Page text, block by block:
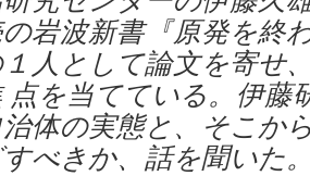
岩波新書『原発を終
人として論文を寄せ
点を当てている。伊藤
体の実態と、そこか
べきか、話を聞いた